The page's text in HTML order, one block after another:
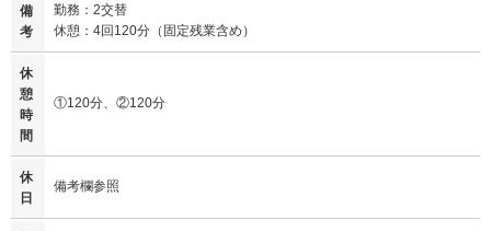
備
考
勤務：2交替
休憩：4回120分（固定残業含め）
休
憩
時
間
①120分、②120分
休
日
備考欄参照